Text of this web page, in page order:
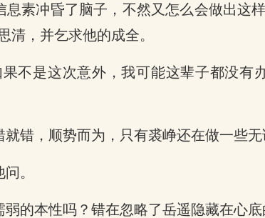
息素冲昏了脑子，不然又怎么会做出这
清，并乞求他的成全。
果不是这次意外，我可能这辈子都没
错，顺势而为，只有裘峥还在做一些无
。
的本性吗？错在忽略了岳遥隐藏在心